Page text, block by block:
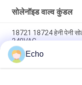
सोलेनॉइड वाल्व कुंडल
18721 18724 हेनी पेनी
240VAC
6013 ए 6014 सी
11W 15W
Echo